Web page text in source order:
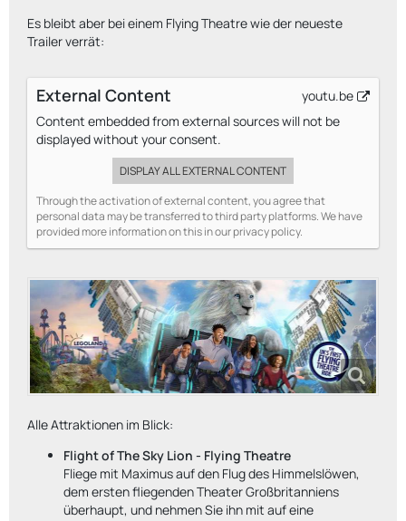
Es bleibt aber bei einem Flying Theatre wie der neueste
Trailer verrät:
External Content
youtu.be
Content embedded from external sources will not be
displayed without your consent.
DISPLAY ALL EXTERNAL CONTENT
Through the activation of external content, you agree that
personal data may be transferred to third party platforms. We have
provided more information on this in our privacy policy.
Alle Attraktionen im Blick:
Flight of The Sky Lion - Flying Theatre
Fliege mit Maximus auf den Flug des Himmelslöwen,
dem ersten fliegenden Theater Großbritanniens
überhaupt, und nehmen Sie ihn mit auf eine